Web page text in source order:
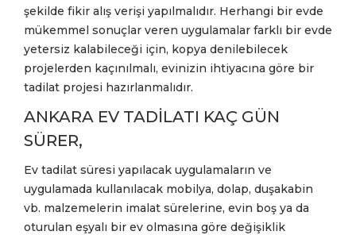
şekilde fikir alış verişi yapılmalıdır. Herhangi bir evde
mükemmel sonuçlar veren uygulamalar farklı bir evde
yetersiz kalabileceği için, kopya denilebilecek
projelerden kaçınılmalı, evinizin ihtiyacına göre bir
tadilat projesi hazırlanmalıdır.
ANKARA EV TADİLATI KAÇ GÜN
SÜRER,
Ev tadilat süresi yapılacak uygulamaların ve
uygulamada kullanılacak mobilya, dolap, duşakabin
vb. malzemelerin imalat sürelerine, evin boş ya da
oturulan eşyalı bir ev olmasına göre değişiklik